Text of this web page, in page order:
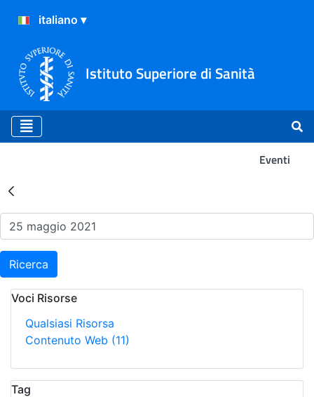
Istituto Superiore di Sanità
Eventi
Risultati della Ricerca -
Ricerca
Voci Risorse
Qualsiasi Risorsa
Contenuto Web (11)
Tag